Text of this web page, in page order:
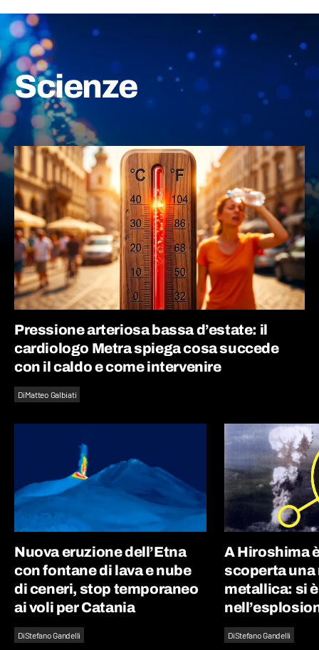
Scienze
Pressione arteriosa bassa d’estate: il
cardiologo Metra spiega cosa succede
con il caldo e come intervenire
DiMatteo Galbiati
Nuova eruzione dell’Etna
con fontane di lava e nube
di ceneri, stop temporaneo
ai voli per Catania
DiStefano Gandelli
A Hiroshima
scoperta una
metallica: si
DiStefano Gandelli